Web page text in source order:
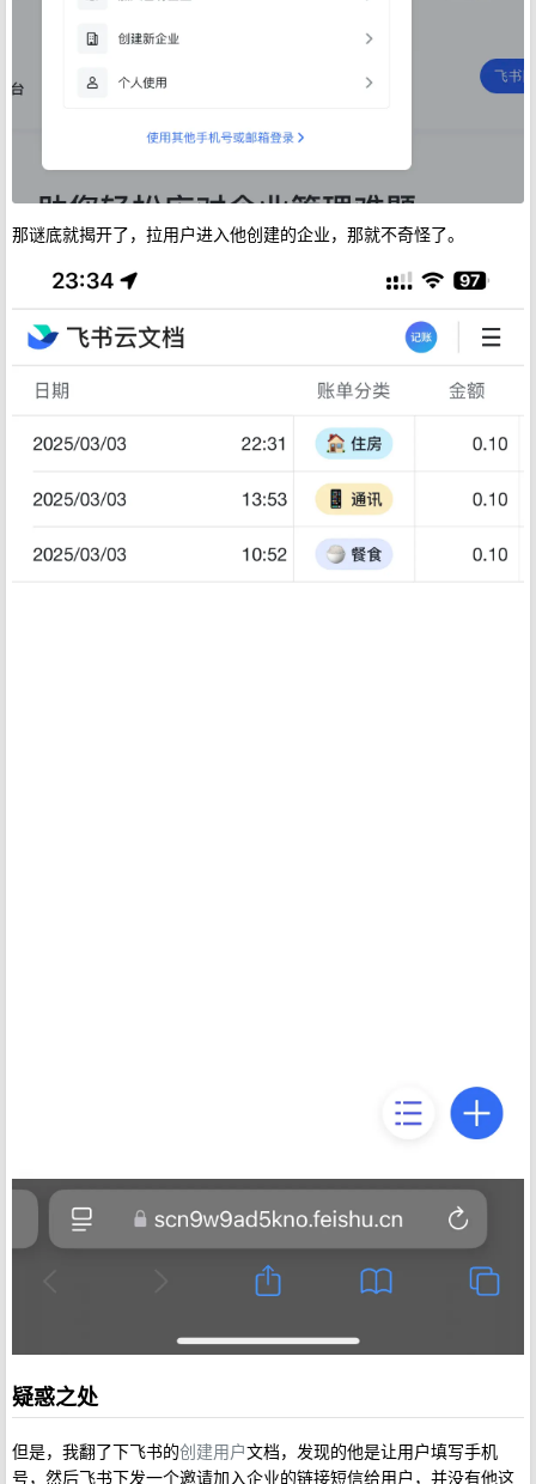
那谜底就揭开了，拉用户进入他创建的企业，那就不奇怪了。
疑惑之处
但是，我翻了下飞书的创建用户文档，发现的他是让用户填写手机
号，然后飞书下发一个邀请加入企业的链接短信给用户，并没有他这